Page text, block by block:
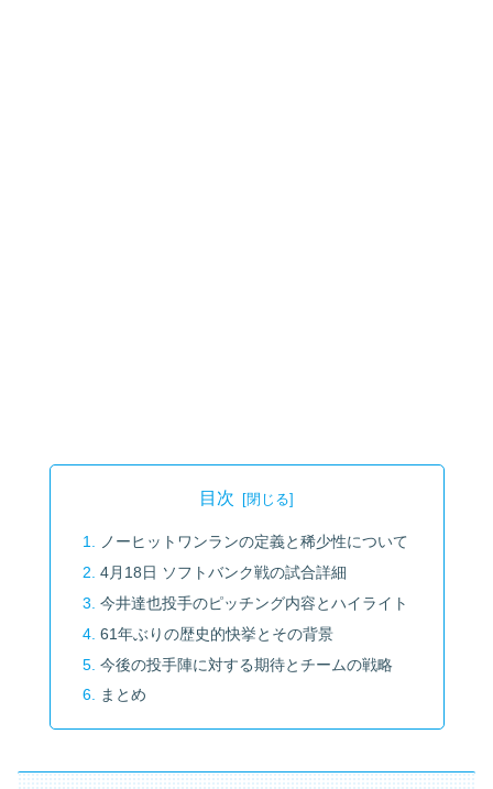
目次
ノーヒットワンランの定義と稀少性について
4月18日 ソフトバンク戦の試合詳細
今井達也投手のピッチング内容とハイライト
61年ぶりの歴史的快挙とその背景
今後の投手陣に対する期待とチームの戦略
まとめ